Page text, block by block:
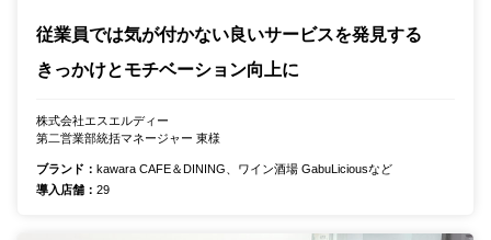
従業員では気が付かない良いサービスを発見する
きっかけとモチベーション向上に
株式会社エスエルディー
第二営業部統括マネージャー 東様
ブランド： kawara CAFE＆DINING、ワイン酒場 GabuLiciousなど
導入店舗： 29